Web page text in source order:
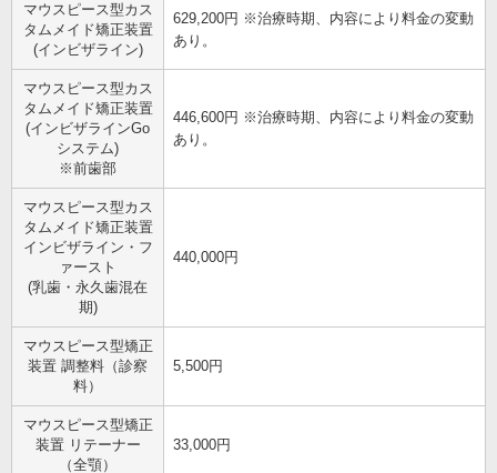
マウスピース型カス
タムメイド矯正装置
(インビザライン)
629,200円 ※治療時期、内容により料金の変動
あり。
マウスピース型カス
タムメイド矯正装置
(インビザラインGo
システム)
※前歯部
446,600円 ※治療時期、内容により料金の変動
あり。
マウスピース型カス
タムメイド矯正装置
インビザライン・フ
ァースト
(乳歯・永久歯混在
期)
440,000円
マウスピース型矯正
装置 調整料（診察
料）
5,500円
マウスピース型矯正
装置 リテーナー
（全顎）
33,000円